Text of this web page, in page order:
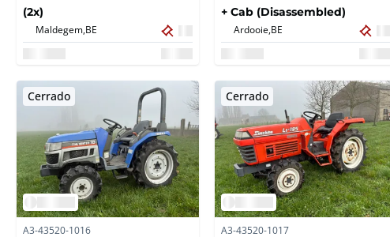
(2x)
Maldegem, BE
+ Cab (Disassembled)
Ardooie, BE
Cerrado
A3-43520-1016
Cerrado
A3-43520-1017